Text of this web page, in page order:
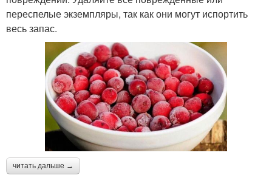
переспелые экземпляры, так как они могут испортить
весь запас.
читать дальше →